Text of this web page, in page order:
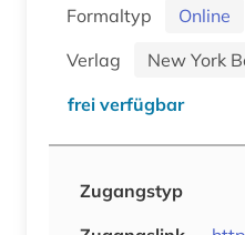
Formaltyp
Online
Verlag
New York
frei verfügbar
Zugangstyp